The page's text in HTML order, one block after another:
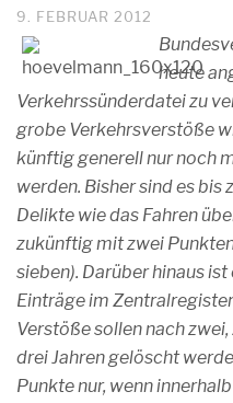
9. FEBRUAR 2012
heute
Verkehrssünderdatei zu
grobe Verkehrsverstöße
künftig generell nur noch
werden. Bisher sind es bis
Delikte wie das Fahren
zukünftig mit zwei
sieben). Darüber hinaus
Einträge im
Verstöße sollen nach
drei Jahren gelöscht
Punkte nur, wenn